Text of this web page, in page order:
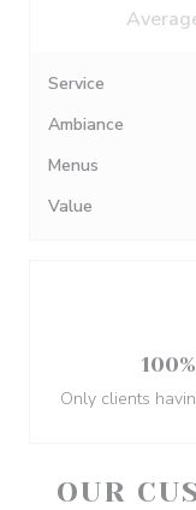
OUR
Service
Ambiance
Menus
Value
Only clients